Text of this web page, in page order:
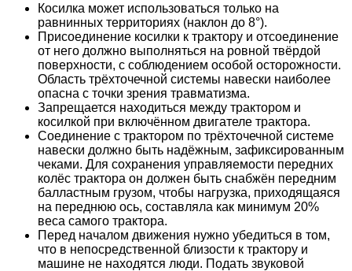
Косилка может использоваться только на
равнинных территориях (наклон до 8°).
Присоединение косилки к трактору и отсоединение
от него должно выполняться на ровной твёрдой
поверхности, с соблюдением особой осторожности.
Область трёхточечной системы навески наиболее
опасна с точки зрения травматизма.
Запрещается находиться между трактором и
косилкой при включённом двигателе трактора.
Соединение с трактором по трёхточечной системе
навески должно быть надёжным, зафиксированным
чеками. Для сохранения управляемости передних
колёс трактора он должен быть снабжён передним
балластным грузом, чтобы нагрузка, приходящаяся
на переднюю ось, составляла как минимум 20%
веса самого трактора.
Перед началом движения нужно убедиться в том,
что в непосредственной близости к трактору и
машине не находятся люди. Подать звуковой